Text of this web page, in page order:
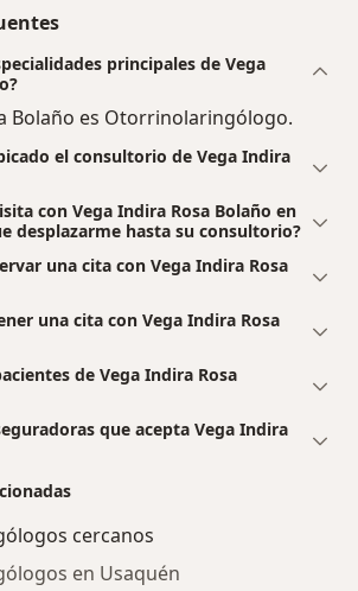
principales de Vega
Bolaño es Otorrinolaringólogo.
el consultorio de Vega Indira
con Vega Indira Rosa Bolaño en
desplazarme hasta su consultorio?
una cita con Vega Indira Rosa
una cita con Vega Indira Rosa
de Vega Indira Rosa
que acepta Vega Indira
cercanos
en Usaquén